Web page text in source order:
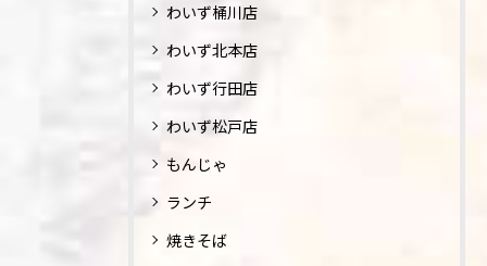
わいず桶川店
わいず北本店
わいず行田店
わいず松戸店
もんじゃ
ランチ
焼きそば